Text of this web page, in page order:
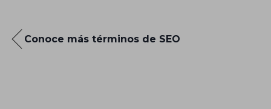
Conoce más términos de SEO